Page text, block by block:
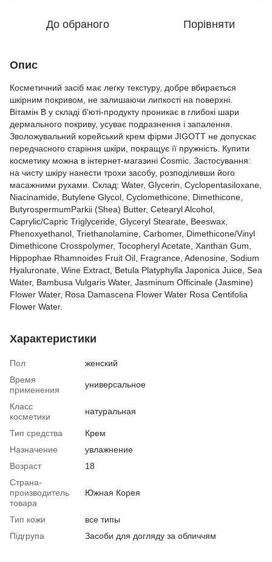
До обраного Порівняти
Опис
Косметичний засіб має легку текстуру, добре вбирається
шкірним покривом, не залишаючи липкості на поверхні.
Вітамін В у складі б'юті-продукту проникає в глибокі шари
дермального покриву, усуває подразнення і запалення.
Зволожувальний корейський крем фірми JIGOTT не допускає
передчасного старіння шкіри, покращує її пружність. Купити
косметику можна в інтернет-магазині Cosmic. Застосування:
на чисту шкіру нанести трохи засобу, розподіливши його
масажними рухами. Склад: Water, Glycerin, Cyclopentasiloxane,
Niacinamide, Butylene Glycol, Cyclomethicone, Dimethicone,
ButyrospermumParkii (Shea) Butter, Cetearyl Alcohol,
Caprylic/Capric Triglyceride, Glyceryl Stearate, Beeswax,
Phenoxyethanol, Triethanolamine, Carbomer, Dimethicone/Vinyl
Dimethicone Crosspolymer, Tocopheryl Acetate, Xanthan Gum,
Hippophae Rhamnoides Fruit Oil, Fragrance, Adenosine, Sodium
Hyaluronate, Wine Extract, Betula Platyphylla Japonica Juice, Sea
Water, Bambusa Vulgaris Water, Jasminum Officinale (Jasmine)
Flower Water, Rosa Damascena Flower Water Rosa Centifolia
Flower Water.
Характеристики
Пол
женский
Время
применения
универсальное
Класс
косметики
натуральная
Тип средства
Крем
Назначение
увлажнение
Возраст
18
Страна-
производитель
товара
Южная Корея
Тип кожи
все типы
Підгрупа
Засоби для догляду за обличчям